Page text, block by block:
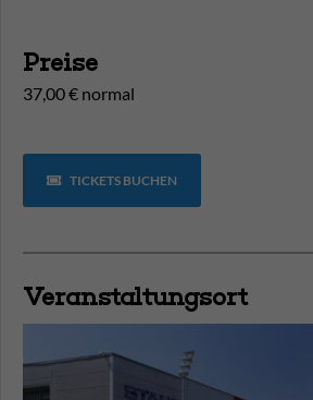
Preise
37,00 € normal
TICKETS BUCHEN
Veranstaltungsort